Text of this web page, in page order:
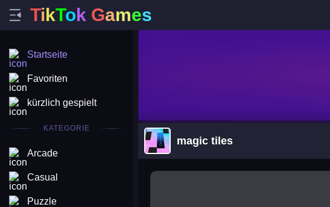
TikTok Games
Startseite
Favoriten
kürzlich gespielt
KATEGORIE
Arcade
Casual
Puzzle
magic tiles
arena king